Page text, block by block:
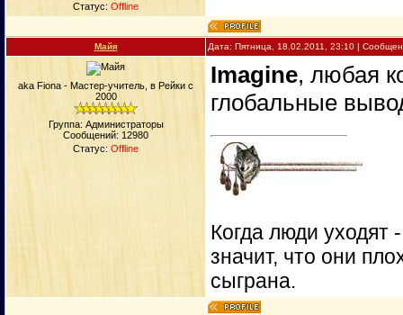
Статус: Offline
Майя Дата: Пятница, 18.02.2011, 23:10 |
aka Fiona - Мастер-учитель, в Рейки с
2000
Группа: Администраторы
Сообщений: 12980
Статус: Offline
Imagine, любая
глобальные
Когда люди уходят
значит, что они
сыграна.